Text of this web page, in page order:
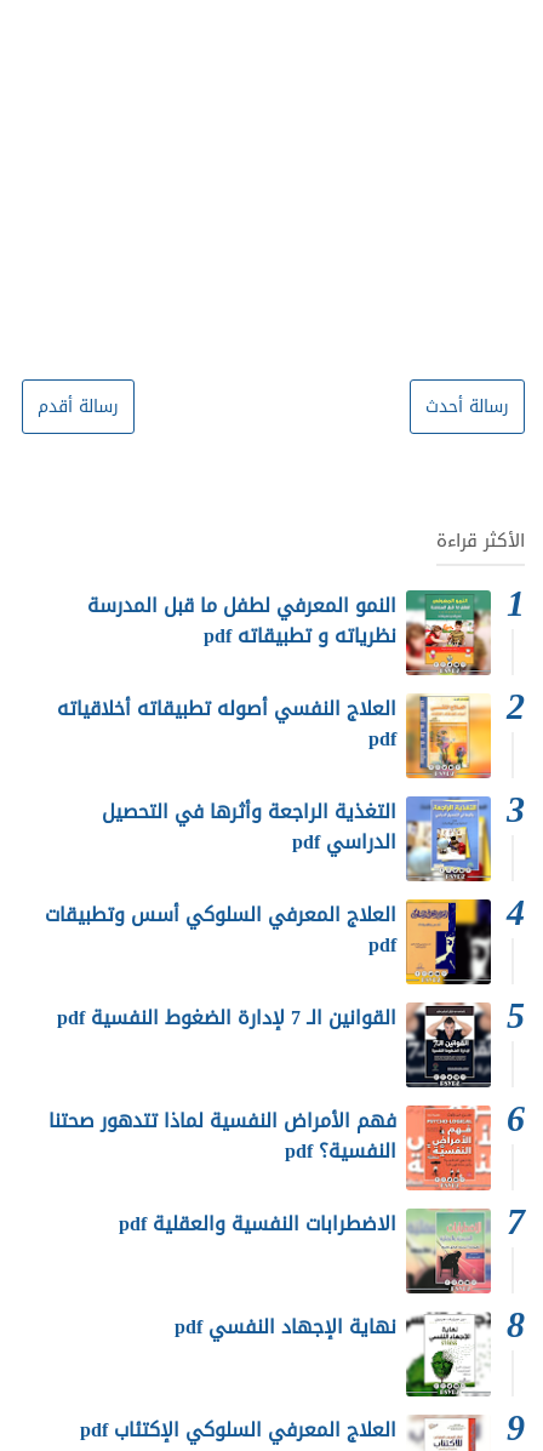
رسالة أحدث رسالة أقدم
الأكثر قراءة
النمو المعرفي لطفل ما قبل المدرسة
نظرياته و تطبيقاته pdf
العلاج النفسي أصوله تطبيقاته أخلاقياته
pdf
التغذية الراجعة وأثرها في التحصيل
الدراسي pdf
العلاج المعرفي السلوكي أسس وتطبيقات
pdf
القوانين الـ 7 لإدارة الضغوط النفسية pdf
فهم الأمراض النفسية لماذا تتدهور صحتنا
النفسية؟ pdf
الاضطرابات النفسية والعقلية pdf
نهاية الإجهاد النفسي pdf
العلاج المعرفي السلوكي الإكتئاب pdf